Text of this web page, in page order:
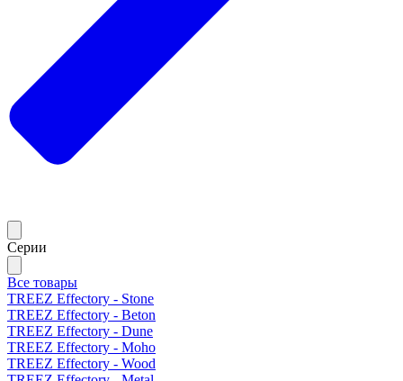
Серии
Все товары
TREEZ Effectory - Stone
TREEZ Effectory - Beton
TREEZ Effectory - Dune
TREEZ Effectory - Moho
TREEZ Effectory - Wood